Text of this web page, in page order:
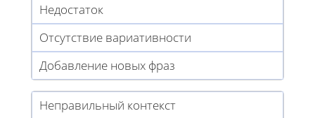
Недостаток
Отсутствие вариативности
Добавление новых фраз
Неправильный контекст